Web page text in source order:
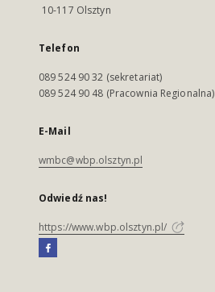
10-117 Olsztyn
Telefon
089 524 90 32 (sekretariat)
089 524 90 48 (Pracownia Regionalna)
E-Mail
wmbc@wbp.olsztyn.pl
Odwiedź nas!
https://www.wbp.olsztyn.pl/